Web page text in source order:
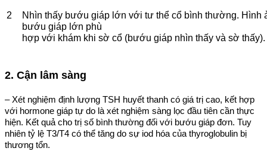
2
Nhìn thấy bướu giáp lớn với tư thể cổ bình thường. Hình
bướu giáp lớn phù
hợp với khám khi sờ cổ (bướu giáp nhìn thấy và sờ thấy).
2. Cận lâm sàng
– Xét nghiệm định lượng TSH huyết thanh có giá trị cao, kết hợp
với hormone giáp tự do là xét nghiệm sàng lọc đầu tiên cần thực
hiện. Kết quả cho trị số bình thường đối với bướu giáp đơn. Tuy
nhiên tỷ lệ T3/T4 có thể tăng do sự iod hóa của thyroglobulin bị
thương tổn.